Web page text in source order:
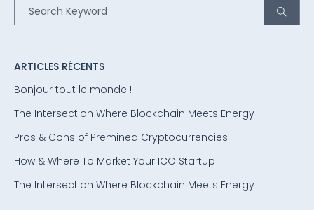
ARTICLES RÉCENTS
Bonjour tout le monde !
The Intersection Where Blockchain Meets Energy
Pros & Cons of Premined Cryptocurrencies
How & Where To Market Your ICO Startup
The Intersection Where Blockchain Meets Energy